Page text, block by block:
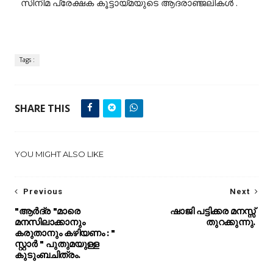
Tags :
SHARE THIS
YOU MIGHT ALSO LIKE
Next
ഷാജി പട്ടിക്കര മനസ്സ്
തുറക്കുന്നു.
Previous
"ആർദ്ര "മാരെ
മനസിലാക്കാനും
കരുതാനും കഴിയണം : "
സ്റ്റാർ " പുതുമയുള്ള
കുടുംബചിത്രം.